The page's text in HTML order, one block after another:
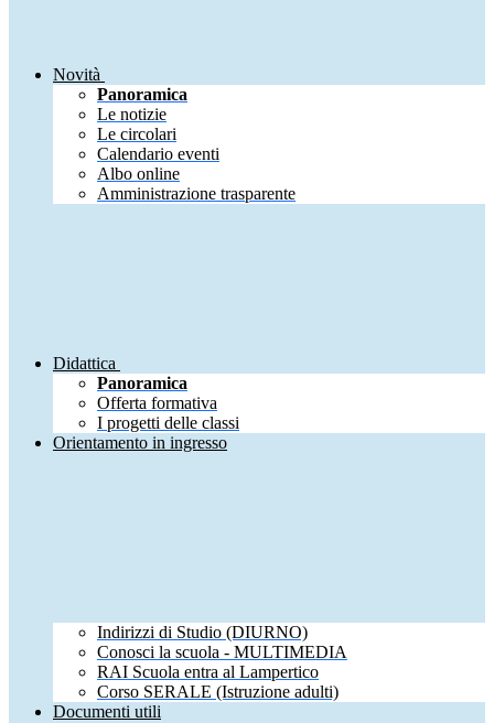
Novità
Panoramica
Le notizie
Le circolari
Calendario eventi
Albo online
Amministrazione trasparente
Didattica
Panoramica
Offerta formativa
I progetti delle classi
Orientamento in ingresso
Indirizzi di Studio (DIURNO)
Conosci la scuola - MULTIMEDIA
RAI Scuola entra al Lampertico
Corso SERALE (Istruzione adulti)
Documenti utili